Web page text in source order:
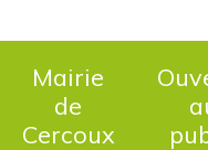
Mairie
de
Cercoux